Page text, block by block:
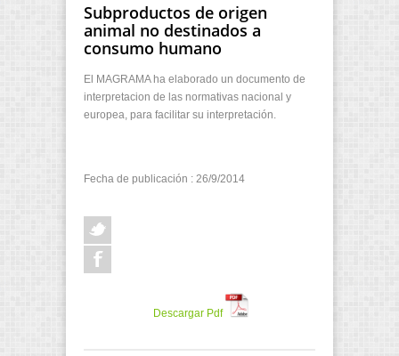
Subproductos de origen
animal no destinados a
consumo humano
El MAGRAMA ha elaborado un documento de
interpretacion de las normativas nacional y
europea, para facilitar su interpretación.
Fecha de publicación : 26/9/2014
Descargar Pdf